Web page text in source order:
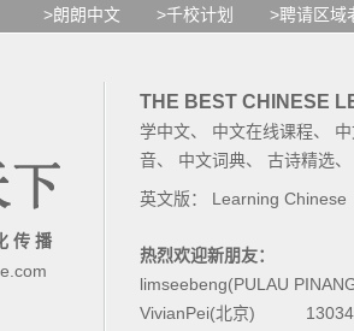
>朗朗中文 >千校计划 >聘请区域
传 播
THE BEST CHINESE
学中文、 中文在线课程、
音、 中文词典、 古诗精选
英文版： Learning Chinese
热烈欢迎新朋友：
limseebeng(PULAU
VivianPei(北京)